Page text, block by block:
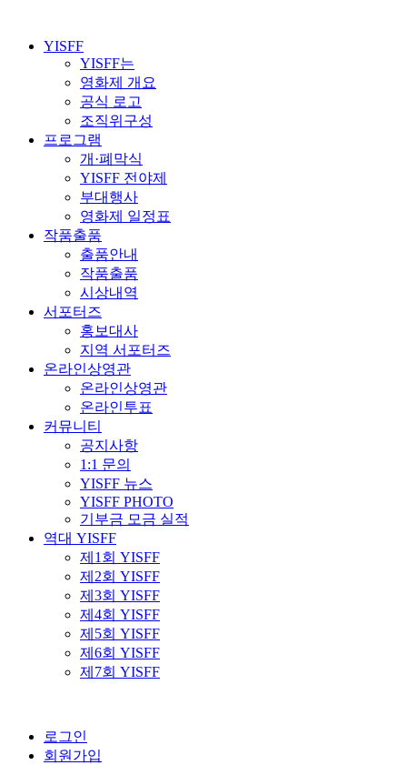
YISFF
YISFF는
영화제 개요
공식 로고
조직위구성
프로그램
개·폐막식
YISFF 전야제
부대행사
영화제 일정표
작품출품
출품안내
작품출품
시상내역
서포터즈
홍보대사
지역 서포터즈
온라인상영관
온라인상영관
온라인투표
커뮤니티
공지사항
1:1 문의
YISFF 뉴스
YISFF PHOTO
기부금 모금 실적
역대 YISFF
제1회 YISFF
제2회 YISFF
제3회 YISFF
제4회 YISFF
제5회 YISFF
제6회 YISFF
제7회 YISFF
로그인
회원가입